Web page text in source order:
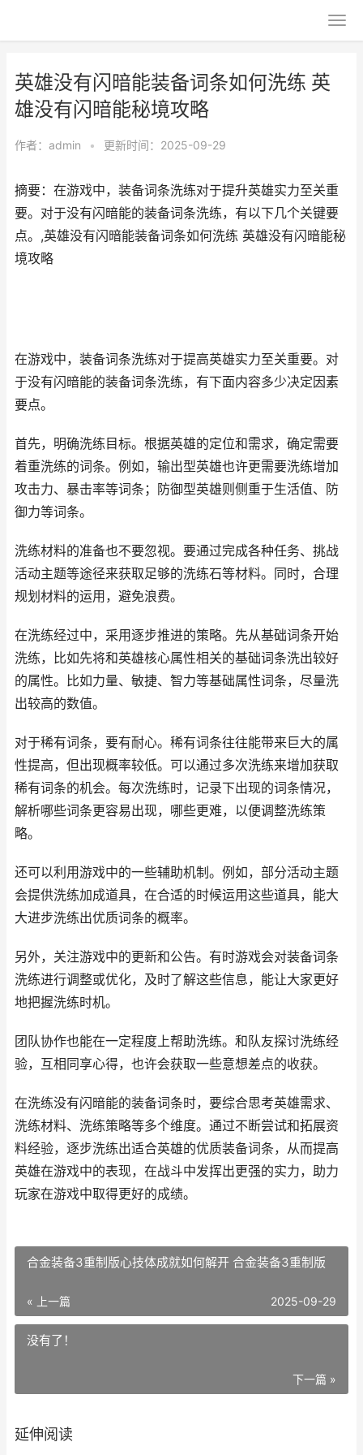
英雄没有闪暗能装备词条如何洗练 英
雄没有闪暗能秘境攻略
作者： admin • 更新时间：2025-09-29
摘要：在游戏中，装备词条洗练对于提升英雄实力至关重
要。对于没有闪暗能的装备词条洗练，有以下几个关键要
点。,英雄没有闪暗能装备词条如何洗练 英雄没有闪暗能秘
境攻略
在游戏中，装备词条洗练对于提高英雄实力至关重要。对
于没有闪暗能的装备词条洗练，有下面内容多少决定因素
要点。
首先，明确洗练目标。根据英雄的定位和需求，确定需要
着重洗练的词条。例如，输出型英雄也许更需要洗练增加
攻击力、暴击率等词条；防御型英雄则侧重于生活值、防
御力等词条。
洗练材料的准备也不要忽视。要通过完成各种任务、挑战
活动主题等途径来获取足够的洗练石等材料。同时，合理
规划材料的运用，避免浪费。
在洗练经过中，采用逐步推进的策略。先从基础词条开始
洗练，比如先将和英雄核心属性相关的基础词条洗出较好
的属性。比如力量、敏捷、智力等基础属性词条，尽量洗
出较高的数值。
对于稀有词条，要有耐心。稀有词条往往能带来巨大的属
性提高，但出现概率较低。可以通过多次洗练来增加获取
稀有词条的机会。每次洗练时，记录下出现的词条情况，
解析哪些词条更容易出现，哪些更难，以便调整洗练策
略。
还可以利用游戏中的一些辅助机制。例如，部分活动主题
会提供洗练加成道具，在合适的时候运用这些道具，能大
大进步洗练出优质词条的概率。
另外，关注游戏中的更新和公告。有时游戏会对装备词条
洗练进行调整或优化，及时了解这些信息，能让大家更好
地把握洗练时机。
团队协作也能在一定程度上帮助洗练。和队友探讨洗练经
验，互相同享心得，也许会获取一些意想差点的收获。
在洗练没有闪暗能的装备词条时，要综合思考英雄需求、
洗练材料、洗练策略等多个维度。通过不断尝试和拓展资
料经验，逐步洗练出适合英雄的优质装备词条，从而提高
英雄在游戏中的表现，在战斗中发挥出更强的实力，助力
玩家在游戏中取得更好的成绩。
合金装备3重制版心技体成就如何解开 合金装备3重制版
« 上一篇 2025-09-29
没有了！
下一篇 »
延伸阅读